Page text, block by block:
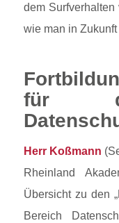
dem Surfverhalten
wie man in
für
Herr Koßmann
Rheinland
Übersicht zu den
Bereich